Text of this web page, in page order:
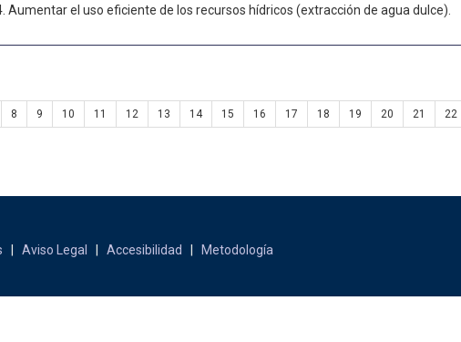
Aumentar el uso eficiente de los recursos hídricos (extracción de agua dulce).
8 9 10 11 12 13 14 15 16 17 18 19 20 21 22
Aviso Legal Accesibilidad Metodología